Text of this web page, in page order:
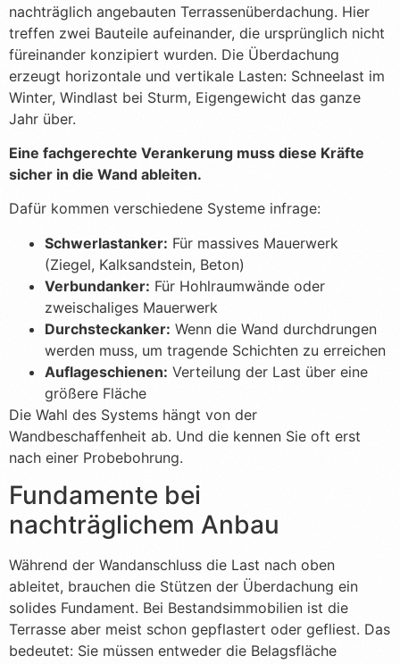
nachträglich angebauten Terrassenüberdachung. Hier
treffen zwei Bauteile aufeinander, die ursprünglich nicht
füreinander konzipiert wurden. Die Überdachung
erzeugt horizontale und vertikale Lasten: Schneelast im
Winter, Windlast bei Sturm, Eigengewicht das ganze
Jahr über.
Eine fachgerechte Verankerung muss diese Kräfte
sicher in die Wand ableiten.
Dafür kommen verschiedene Systeme infrage:
Schwerlastanker: Für massives Mauerwerk
(Ziegel, Kalksandstein, Beton)
Verbundanker: Für Hohlraumwände oder
zweischaliges Mauerwerk
Durchsteckanker: Wenn die Wand durchdrungen
werden muss, um tragende Schichten zu erreichen
Auflageschienen: Verteilung der Last über eine
größere Fläche
Die Wahl des Systems hängt von der
Wandbeschaffenheit ab. Und die kennen Sie oft erst
nach einer Probebohrung.
Fundamente bei
nachträglichem Anbau
Während der Wandanschluss die Last nach oben
ableitet, brauchen die Stützen der Überdachung ein
solides Fundament. Bei Bestandsimmobilien ist die
Terrasse aber meist schon gepflastert oder gefliest. Das
bedeutet: Sie müssen entweder die Belagsfläche